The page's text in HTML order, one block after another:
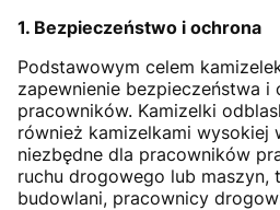
1. Bezpieczeństwo i ochrona
Podstawowym celem
zapewnienie bezpieczeństwa i
pracowników. Kamizelki
również kamizelkami wysokiej
niezbędne dla pracowników
ruchu drogowego lub maszyn,
budowlani, pracownicy